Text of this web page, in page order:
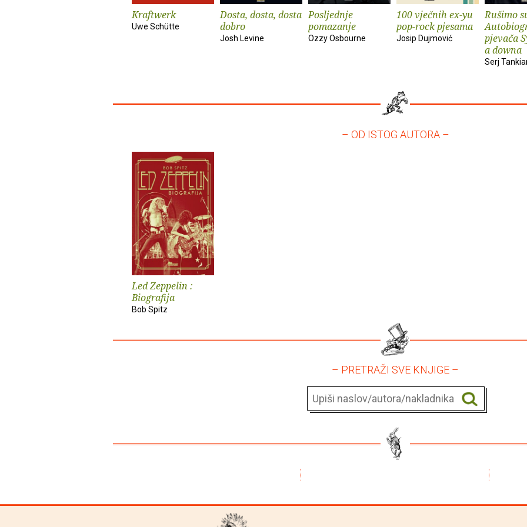
Kraftwerk
Uwe Schütte
Dosta, dosta, dosta
dobro
Josh Levine
Posljednje
pomazanje
Ozzy Osbourne
100 vječnih ex-yu
pop-rock pjesama
Josip Dujmović
Rušimo
pjevača
a downa
Serj
– OD ISTOG AUTORA –
Led Zeppelin :
Biografija
Bob Spitz
– PRETRAŽI SVE KNJIGE –